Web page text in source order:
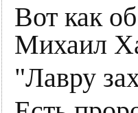
Вот как
Михаил
"Лавру